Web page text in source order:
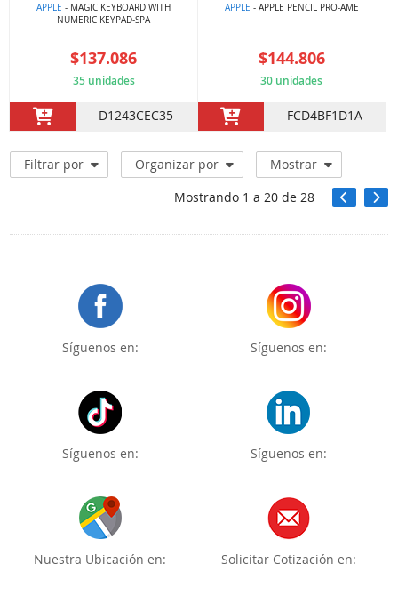
APPLE - MAGIC KEYBOARD WITH
NUMERIC KEYPAD-SPA
$137.086
35 unidades
D1243CEC35
APPLE - APPLE PENCIL PRO-AME
$144.806
30 unidades
FCD4BF1D1A
Filtrar por Organizar por
Mostrar
Mostrando 1 a 20de 28
Síguenos en: Síguenos en:
Síguenos en: Síguenos en:
Nuestra Ubicación en: Solicitar Cotización en: